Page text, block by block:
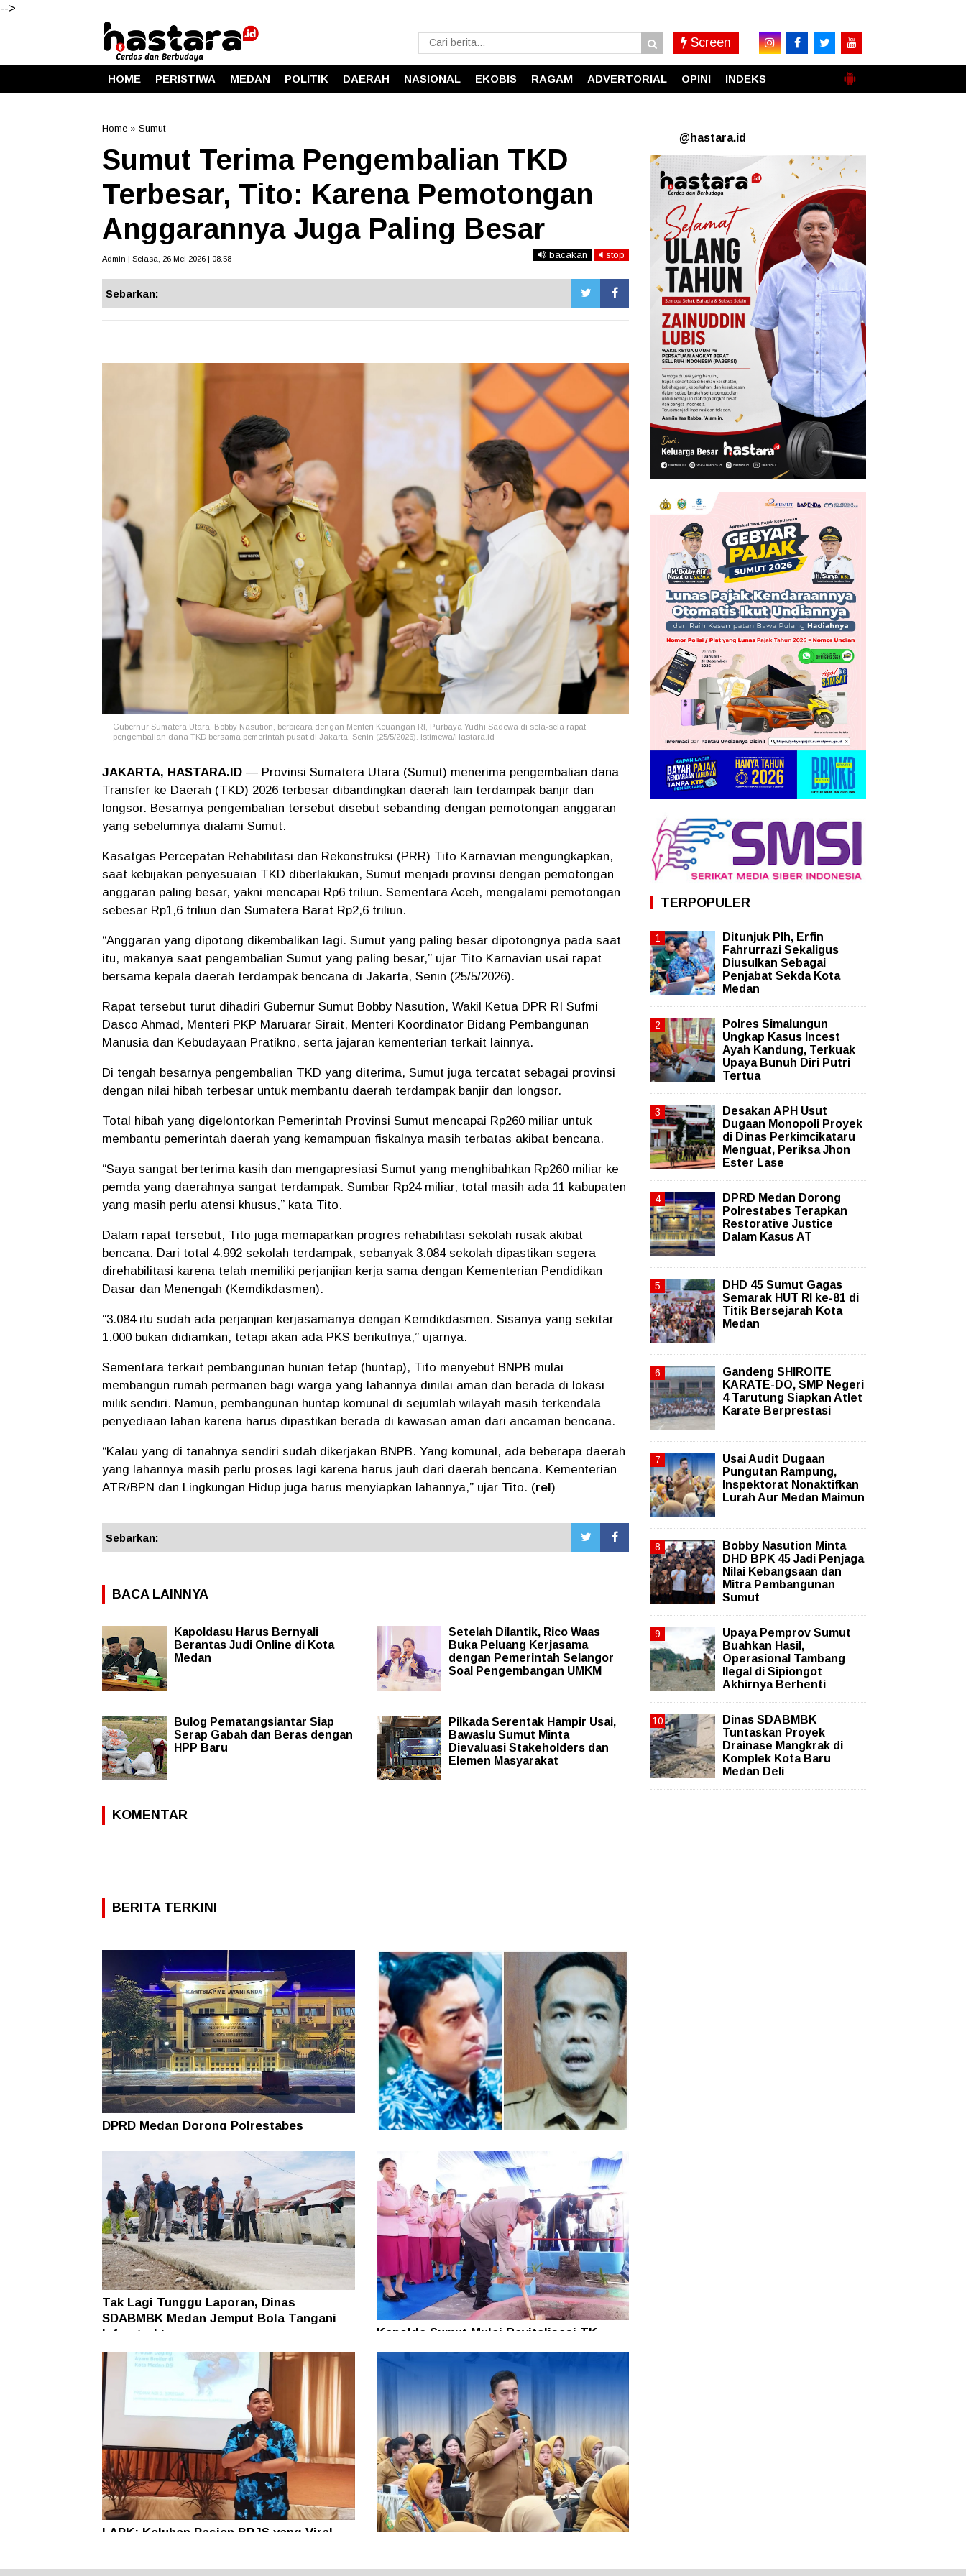
-->
Screen
HOME PERISTIWA MEDAN POLITIK DAERAH NASIONAL EKOBIS RAGAM ADVERTORIAL OPINI INDEKS
Home » Sumut
Sumut Terima Pengembalian TKD
Terbesar, Tito: Karena Pemotongan
Anggarannya Juga Paling Besar
Admin | Selasa, 26 Mei 2026 | 08.58 bacakan stop
Sebarkan:
Gubernur Sumatera Utara, Bobby Nasution, berbicara dengan Menteri Keuangan RI, Purbaya Yudhi Sadewa di sela-sela rapat
pengembalian dana TKD bersama pemerintah pusat di Jakarta, Senin (25/5/2026). Istimewa/Hastara.id
JAKARTA, HASTARA.ID — Provinsi Sumatera Utara (Sumut) menerima pengembalian dana
Transfer ke Daerah (TKD) 2026 terbesar dibandingkan daerah lain terdampak banjir dan
longsor. Besarnya pengembalian tersebut disebut sebanding dengan pemotongan anggaran
yang sebelumnya dialami Sumut.
Kasatgas Percepatan Rehabilitasi dan Rekonstruksi (PRR) Tito Karnavian mengungkapkan,
saat kebijakan penyesuaian TKD diberlakukan, Sumut menjadi provinsi dengan pemotongan
anggaran paling besar, yakni mencapai Rp6 triliun. Sementara Aceh, mengalami pemotongan
sebesar Rp1,6 triliun dan Sumatera Barat Rp2,6 triliun.
“Anggaran yang dipotong dikembalikan lagi. Sumut yang paling besar dipotongnya pada saat
itu, makanya saat pengembalian Sumut yang paling besar,” ujar Tito Karnavian usai rapat
bersama kepala daerah terdampak bencana di Jakarta, Senin (25/5/2026).
Rapat tersebut turut dihadiri Gubernur Sumut Bobby Nasution, Wakil Ketua DPR RI Sufmi
Dasco Ahmad, Menteri PKP Maruarar Sirait, Menteri Koordinator Bidang Pembangunan
Manusia dan Kebudayaan Pratikno, serta jajaran kementerian terkait lainnya.
Di tengah besarnya pengembalian TKD yang diterima, Sumut juga tercatat sebagai provinsi
dengan nilai hibah terbesar untuk membantu daerah terdampak banjir dan longsor.
Total hibah yang digelontorkan Pemerintah Provinsi Sumut mencapai Rp260 miliar untuk
membantu pemerintah daerah yang kemampuan fiskalnya masih terbatas akibat bencana.
“Saya sangat berterima kasih dan mengapresiasi Sumut yang menghibahkan Rp260 miliar ke
pemda yang daerahnya sangat terdampak. Sumbar Rp24 miliar, total masih ada 11 kabupaten
yang masih perlu atensi khusus,” kata Tito.
Dalam rapat tersebut, Tito juga memaparkan progres rehabilitasi sekolah rusak akibat
bencana. Dari total 4.992 sekolah terdampak, sebanyak 3.084 sekolah dipastikan segera
direhabilitasi karena telah memiliki perjanjian kerja sama dengan Kementerian Pendidikan
Dasar dan Menengah (Kemdikdasmen).
“3.084 itu sudah ada perjanjian kerjasamanya dengan Kemdikdasmen. Sisanya yang sekitar
1.000 bukan didiamkan, tetapi akan ada PKS berikutnya,” ujarnya.
Sementara terkait pembangunan hunian tetap (huntap), Tito menyebut BNPB mulai
membangun rumah permanen bagi warga yang lahannya dinilai aman dan berada di lokasi
milik sendiri. Namun, pembangunan huntap komunal di sejumlah wilayah masih terkendala
penyediaan lahan karena harus dipastikan berada di kawasan aman dari ancaman bencana.
“Kalau yang di tanahnya sendiri sudah dikerjakan BNPB. Yang komunal, ada beberapa daerah
yang lahannya masih perlu proses lagi karena harus jauh dari daerah bencana. Kementerian
ATR/BPN dan Lingkungan Hidup juga harus menyiapkan lahannya,” ujar Tito. (rel )
Sebarkan:
BACA LAINNYA
Kapoldasu Harus Bernyali
Berantas Judi Online di Kota
Medan
Setelah Dilantik, Rico Waas
Buka Peluang Kerjasama
dengan Pemerintah Selangor
Soal Pengembangan UMKM
Bulog Pematangsiantar Siap
Serap Gabah dan Beras dengan
HPP Baru
Pilkada Serentak Hampir Usai,
Bawaslu Sumut Minta
Dievaluasi Stakeholders dan
Elemen Masyarakat
KOMENTAR
BERITA TERKINI
DPRD Medan Dorong Polrestabes
Serapan Anggaran Dinas Perkimcikataru
Paling Buruk, Plh Sekda: Kami Sarankan
Dievaluasi
Tak Lagi Tunggu Laporan, Dinas
SDABMBK Medan Jemput Bola Tangani
Infrastruktur
Kapolda Sumut Mulai Revitalisasi TK
PAUD Fondasi Pembentukan Karakter
Bangsa
LAPK: Keluhan Pasien BPJS yang Viral
@hastara.id
TERPOPULER
Ditunjuk Plh, Erfin
Fahrurrazi Sekaligus
Diusulkan Sebagai
Penjabat Sekda Kota
Medan
Polres Simalungun
Ungkap Kasus Incest
Ayah Kandung, Terkuak
Upaya Bunuh Diri Putri
Tertua
Desakan APH Usut
Dugaan Monopoli Proyek
di Dinas Perkimcikataru
Menguat, Periksa Jhon
Ester Lase
DPRD Medan Dorong
Polrestabes Terapkan
Restorative Justice
Dalam Kasus AT
DHD 45 Sumut Gagas
Semarak HUT RI ke-81 di
Titik Bersejarah Kota
Medan
Gandeng SHIROITE
KARATE-DO, SMP Negeri
4 Tarutung Siapkan Atlet
Karate Berprestasi
Usai Audit Dugaan
Pungutan Rampung,
Inspektorat Nonaktifkan
Lurah Aur Medan Maimun
Bobby Nasution Minta
DHD BPK 45 Jadi Penjaga
Nilai Kebangsaan dan
Mitra Pembangunan
Sumut
Upaya Pemprov Sumut
Buahkan Hasil,
Operasional Tambang
Ilegal di Sipiongot
Akhirnya Berhenti
Dinas SDABMBK
Tuntaskan Proyek
Drainase Mangkrak di
Komplek Kota Baru
Medan Deli